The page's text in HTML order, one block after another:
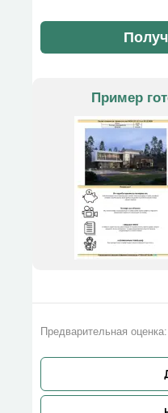
Пример
Предварительная оценка: